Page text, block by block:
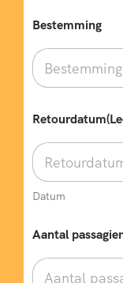
i
s
T
e
f
o
n
n
u
m
e
(
Bestemming
Datum
Aantal